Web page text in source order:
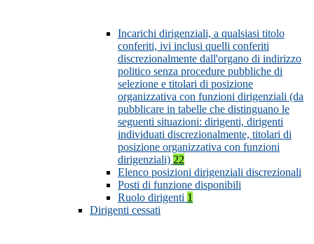
Incarichi dirigenziali, a qualsiasi titolo
conferiti, ivi inclusi quelli conferiti
discrezionalmente dall'organo di indirizzo
politico senza procedure pubbliche di
selezione e titolari di posizione
organizzativa con funzioni dirigenziali (da
pubblicare in tabelle che distinguano le
seguenti situazioni: dirigenti, dirigenti
individuati discrezionalmente, titolari di
posizione organizzativa con funzioni
dirigenziali) 22
Elenco posizioni dirigenziali discrezionali
Posti di funzione disponibili
Ruolo dirigenti 1
Dirigenti cessati